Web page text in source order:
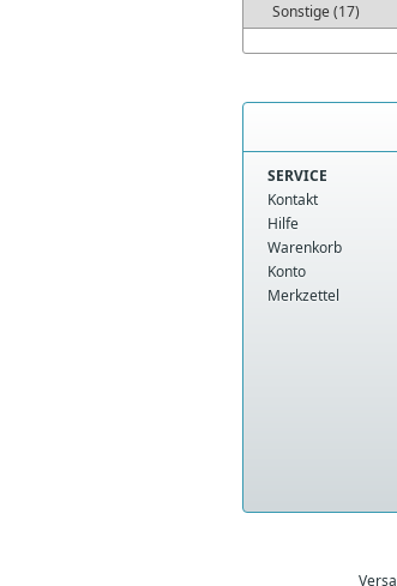
Sonstige (17)
SERVICE
Kontakt
Hilfe
Warenkorb
Konto
Merkzettel